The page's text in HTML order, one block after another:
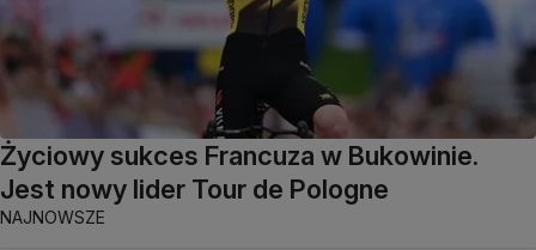
Życiowy sukces Francuza w Bukowinie.
Jest nowy lider Tour de Pologne
NAJNOWSZE